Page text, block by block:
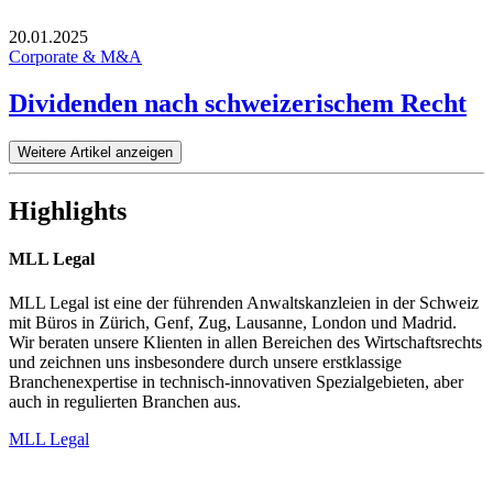
20.01.2025
Corporate & M&A
Dividenden nach schweizerischem Recht
Weitere Artikel anzeigen
Highlights
MLL Legal
MLL Legal ist eine der führenden Anwaltskanzleien in der Schweiz
mit Büros in Zürich, Genf, Zug, Lausanne, London und Madrid.
Wir beraten unsere Klienten in allen Bereichen des Wirtschaftsrechts
und zeichnen uns insbesondere durch unsere erstklassige
Branchenexpertise in technisch-innovativen Spezialgebieten, aber
auch in regulierten Branchen aus.
MLL Legal